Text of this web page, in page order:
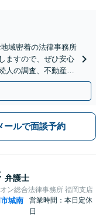
域密着の法律事務所
ますので、ぜひ安心
人の調査、不動産相
ールで面談予約
弁護士
ン総合法律事務所 福岡支店
城南
営業時間：本日定休
日